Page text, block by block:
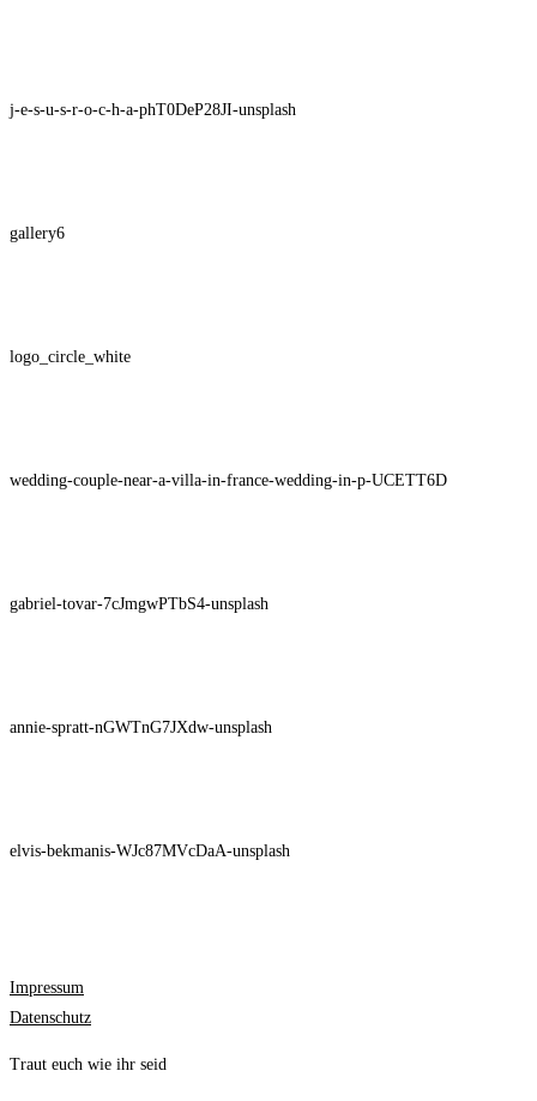
j-e-s-u-s-r-o-c-h-a-phT0DeP28JI-unsplash
gallery6
logo_circle_white
wedding-couple-near-a-villa-in-france-wedding-in-p-UCETT6D
gabriel-tovar-7cJmgwPTbS4-unsplash
annie-spratt-nGWTnG7JXdw-unsplash
elvis-bekmanis-WJc87MVcDaA-unsplash
Impressum
Datenschutz
Traut euch wie ihr seid